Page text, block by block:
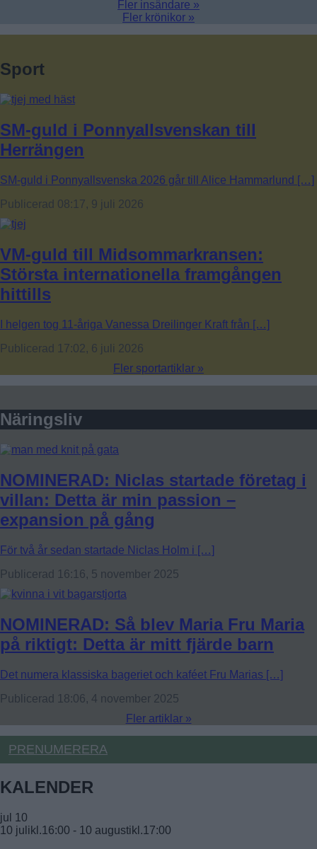
Fler insändare »
Fler krönikor »
Sport
SM-guld i Ponnyallsvenskan till
Herrängen
SM-guld i Ponnyallsvenska 2026 går till Alice Hammarlund […]
Publicerad 08:17, 9 juli 2026
VM-guld till Midsommarkransen:
Största internationella framgången
hittills
I helgen tog 11-åriga Vanessa Dreilinger Kraft från […]
Publicerad 17:02, 6 juli 2026
Fler sportartiklar »
Näringsliv
NOMINERAD: Niclas startade företag i
villan: Detta är min passion –
expansion på gång
För två år sedan startade Niclas Holm i […]
Publicerad 16:16, 5 november 2025
NOMINERAD: Så blev Maria Fru Maria
på riktigt: Detta är mitt fjärde barn
Det numera klassiska bageriet och kaféet Fru Marias […]
Publicerad 18:06, 4 november 2025
Fler artiklar »
PRENUMERERA
KALENDER
jul 10
10 julikl.16:00 - 10 augustikl.17:00